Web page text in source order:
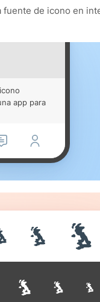
de icono en
app para